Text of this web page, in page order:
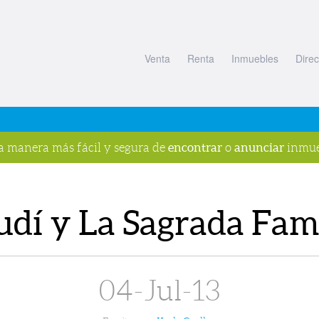
Venta Renta Inmuebles
manera más fácil y segura de encontrar o anunciar
y La Sagrada
04-Jul-13